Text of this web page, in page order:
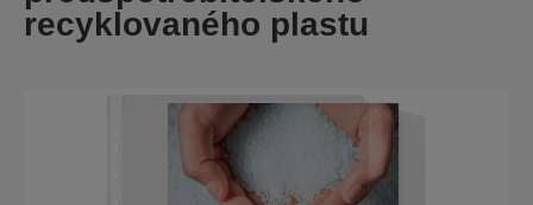
recyklovaného plastu